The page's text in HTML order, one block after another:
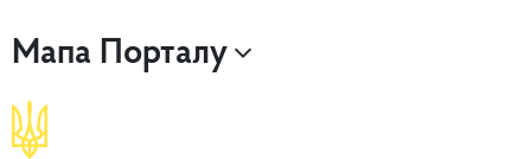
Мапа Порталу